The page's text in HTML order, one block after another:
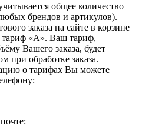
общее количество
брендов и артикулов).
заказа на сайте в корзине
тариф «А». Ваш тариф,
Вашего заказа, будет
при обработке заказа.
о тарифах Вы можете